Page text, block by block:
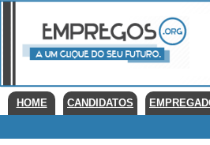
HOME CANDIDATOS